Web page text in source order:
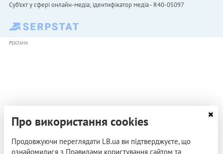
Cуб'єкт у сфері онлайн-медіа; ідентифікатор медіа - R40-05097
РЕКЛАМА
Про використання cookies
Продовжуючи переглядати LB.ua ви підтверджуєте, що
ознайомилися з Правилами користування сайтом та